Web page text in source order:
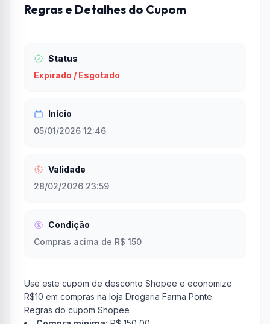
Regras e Detalhes do Cupom
Status
Expirado / Esgotado
Início
05/01/2026 12:46
Validade
28/02/2026 23:59
Condição
Compras acima de R$ 150
Use este cupom de desconto Shopee e economize
R$10 em compras na loja Drogaria Farma Ponte.
Regras do cupom Shopee